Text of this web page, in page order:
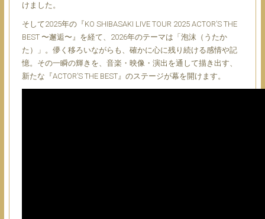
けました。
そして2025年の『KO SHIBASAKI LIVE TOUR 2025 ACTOR’S THE
BEST 〜邂逅〜』を経て、2026年のテーマは「泡沫（うたか
た）」。儚く移ろいながらも、確かに心に残り続ける感情や記
憶。その一瞬の輝きを、音楽・映像・演出を通して描き出す、
新たな『ACTOR’S THE BEST』のステージが幕を開けます。